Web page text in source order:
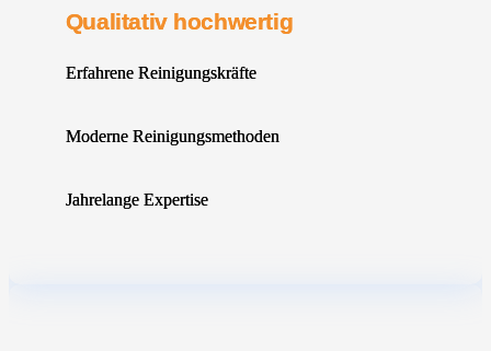
Qualitativ hochwertig
Erfahrene Reinigungskräfte
Moderne Reinigungsmethoden
Jahrelange Expertise